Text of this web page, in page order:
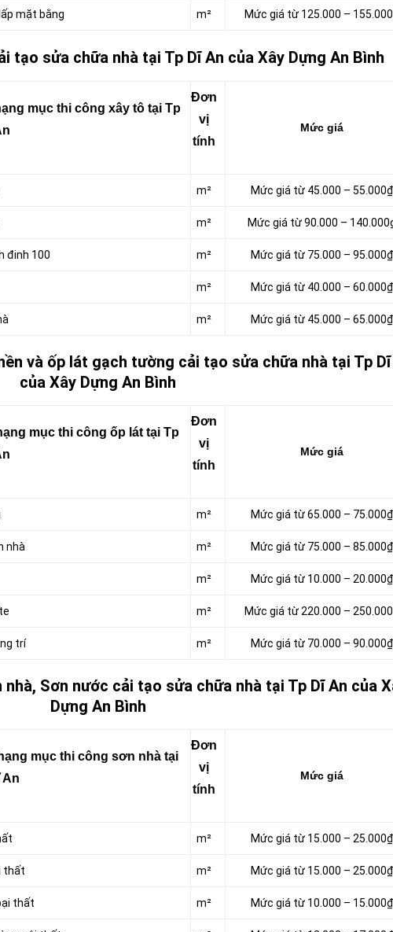
mặt bằng m² Mức giá từ 125.000 –
tạo sửa chữa nhà tại Tp Dĩ An của Xây Dựng An Bình
mục thi công xây tô tại Tp
Đơn
vị
tính
Mức giá
m² Mức giá từ 45.000 – 55.000₫
m² Mức giá từ 90.000 –
đinh 100 m² Mức giá từ 75.000 – 95.000₫
m² Mức giá từ 40.000 – 60.000₫
m² Mức giá từ 45.000 – 65.000₫
và ốp lát gạch tường cải tạo sửa chữa nhà tại Tp Dĩ
của Xây Dựng An Bình
mục thi công ốp lát tại Tp
Đơn
vị
tính
Mức giá
m² Mức giá từ 65.000 – 75.000₫
nhà m² Mức giá từ 75.000 – 85.000₫
m² Mức giá từ 10.000 – 20.000₫
m² Mức giá từ 220.000 –
trí m² Mức giá từ 70.000 – 90.000₫
Sơn nước cải tạo sửa chữa nhà tại Tp Dĩ An của
Dựng An Bình
mục thi công sơn nhà tại
An
Đơn
vị
tính
Mức giá
m² Mức giá từ 15.000 – 25.000₫
thất m² Mức giá từ 15.000 – 25.000₫
thất m² Mức giá từ 10.000 – 15.000₫